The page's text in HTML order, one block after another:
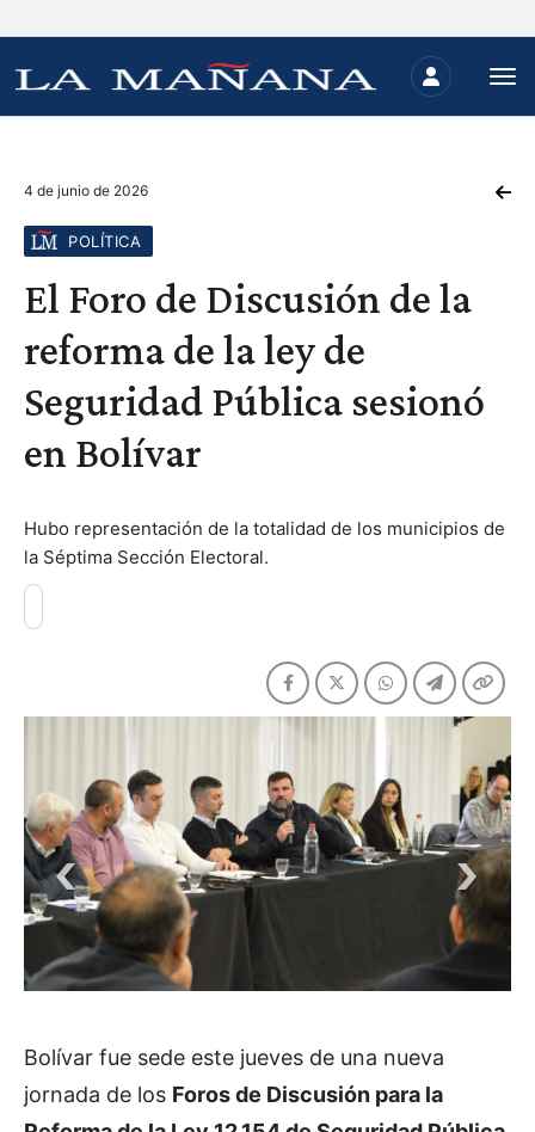
4 de junio de 2026
POLÍTICA
El Foro de Discusión de la
reforma de la ley de
Seguridad Pública sesionó
en Bolívar
Hubo representación de la totalidad de los municipios de
la Séptima Sección Electoral.
Bolívar fue sede este jueves de una nueva
jornada de los Foros de Discusión para la